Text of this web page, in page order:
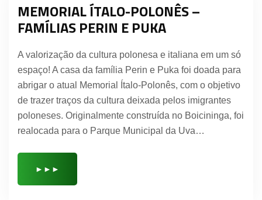
MEMORIAL ÍTALO-POLONÊS –
FAMÍLIAS PERIN E PUKA
A valorização da cultura polonesa e italiana em um só
espaço! A casa da família Perin e Puka foi doada para
abrigar o atual Memorial Ítalo-Polonês, com o objetivo
de trazer traços da cultura deixada pelos imigrantes
poloneses. Originalmente construída no Boicininga, foi
realocada para o Parque Municipal da Uva…
►►►